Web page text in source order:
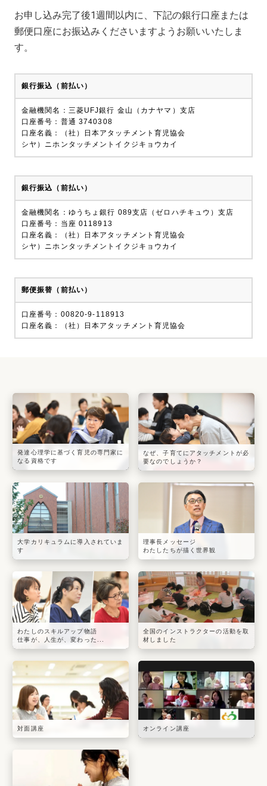
お申し込み完了後1週間以内に、下記の銀行口座または
郵便口座にお振込みくださいますようお願いいたしま
す。
銀行振込（前払い）
金融機関名：三菱UFJ銀行 金山（カナヤマ）支店
口座番号：普通 3740308
口座名義：（社）日本アタッチメント育児協会
シヤ）ニホンタッチメントイクジキョウカイ
銀行振込（前払い）
金融機関名：ゆうちょ銀行 089支店（ゼロハチキュウ）支店
口座番号：当座 0118913
口座名義：（社）日本アタッチメント育児協会
シヤ）ニホンタッチメントイクジキョウカイ
郵便振替（前払い）
口座番号：00820-9-118913
口座名義：（社）日本アタッチメント育児協会
発達心理学に基づく育児の専門家に
なる資格です
なぜ、子育てにアタッチメントが必
要なのでしょうか？
大学カリキュラムに導入されていま
す
理事長メッセージ
わたしたちが描く世界観
わたしのスキルアップ物語
仕事が、人生が、変わった...
全国のインストラクターの活動を取
材しました
対面講座 オンライン講座